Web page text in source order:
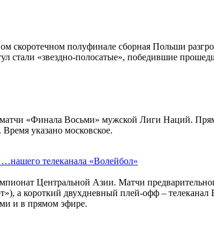
полуфинале сборная Польши
стали «звездно-полосатые», победившие
матчи «Финала Восьми» мужской Лиги Наций.
указано московское.
телеканала «Волейбол»
Центральной Азии. Матчи
а короткий двухдневный плей-офф –
и в прямом эфире.